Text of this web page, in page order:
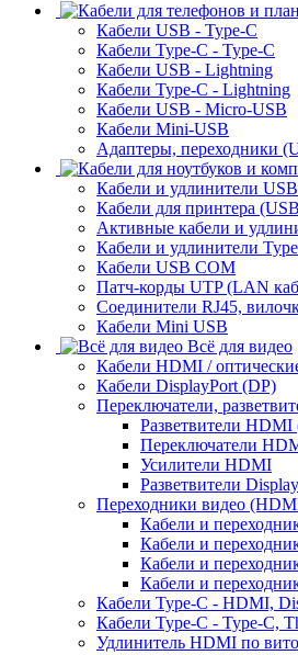
Кабели USB - Type-C
Кабели Type-C - Type-C
Кабели USB - Lightning
Кабели Type-C - Lightning
Кабели USB - Micro-USB
Кабели Mini-USB
Адаптеры, переходники
Кабели и удлинители USB
Кабели для принтера
Активные кабели и
Кабели и удлинители
Кабели USB COM
Патч-корды UTP (LAN
Соединители RJ45,
Кабели Mini USB
Всё для видео
Кабели HDMI /
Кабели DisplayPort (DP)
Переключатели,
Разветвители
Переключатели
Усилители HDMI
Разветвители
Переходники видео
Кабели и
Кабели и
Кабели и
Кабели и
Кабели Type-C - HDMI,
Кабели Type-C - Type-C,
Удлинитель HDMI по